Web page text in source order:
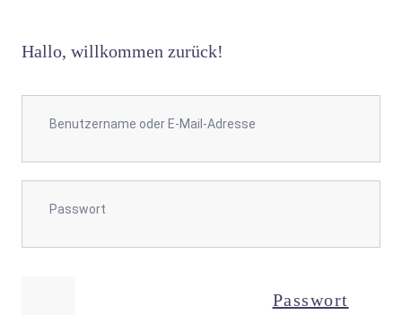
Hallo, willkommen zurück!
Passwort